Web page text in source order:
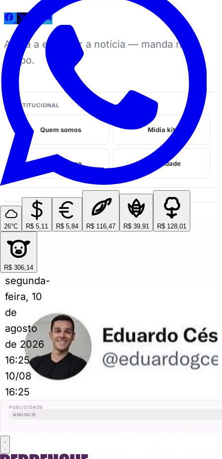
26°C R$ 5,11 R$ 5,84 R$ 116,47 R$ 39,91 R$ 128,01
R$ 306,14
segunda-
feira, 10
de
agosto
de 2026
16:25
10/08
16:25
PUBLICIDADE
ANUNCIE
Ajuda a espalhar a notícia — manda no
grupo.
INSTITUCIONAL
Quem somos Midia kit
Fale conosco Privacidade
Perrengues relacionados